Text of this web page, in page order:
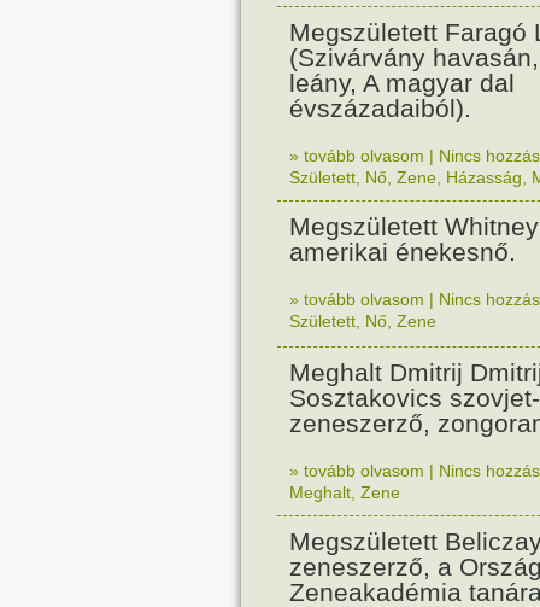
Megszületett Faragó
(Szivárvány
leány, A magyar dal
évszázadaiból).
» tovább olvasom | Nincs
Született Nő Zene Házasság
Megszületett
amerikai énekesnő.
» tovább olvasom | Nincs
Született Nő Zene
Meghalt Dmitrij
Sosztakovics
zeneszerző,
» tovább olvasom | Nincs
Meghalt Zene
Megszületett
zeneszerző, a
Zeneakadémia